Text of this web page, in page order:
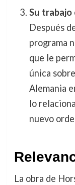
Su
Después
programa
que le
única
Alemania
lo
nuevo
La obra de